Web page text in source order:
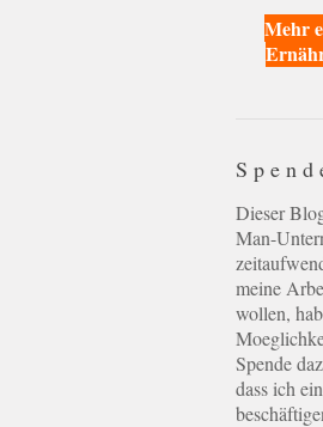
Mehr
Dieser
Man-
meine
wollen,
Spende
dass ich